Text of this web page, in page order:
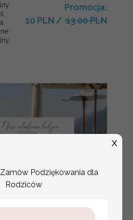
Promocja:
10 PLN / 13.00 PLN
Podziękowania dla
Rodziców
X